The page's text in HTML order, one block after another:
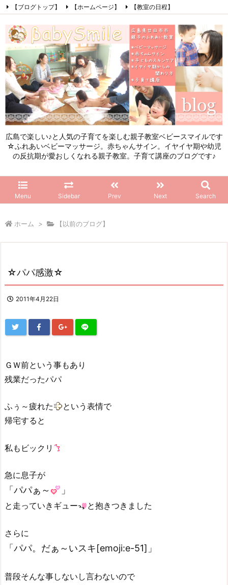
広島で楽しい♪と人気の子育てを楽しむ親子教室ベビースマイルです
☆ふれあいベビーマッサージ。赤ちゃんサイン。イヤイヤ期や幼児
の反抗期が愛おしくなれる親子教室。子育て講座のブログです♪
Menu Sidebar Prev Next Search
【ブログトップ】 【ホームページ】
【教室の日程】
【初めてこのブログを見る方へ】
Facebook Instagram
LINE
RSS
Feedly
ホーム > 【以前のブログ】
☆パパ感激☆
2011年4月22日
ＧＷ前という事もあり
残業だったパパ
ふぅ～疲れた
という表情で
帰宅すると
私もビックリ
急に息子が
「パパぁ～ 」
と走っていきギュー と抱きつきました
さらに
「パパ。だぁ～いスキ[emoji:e-51]」
普段そんな事しないし言わないので